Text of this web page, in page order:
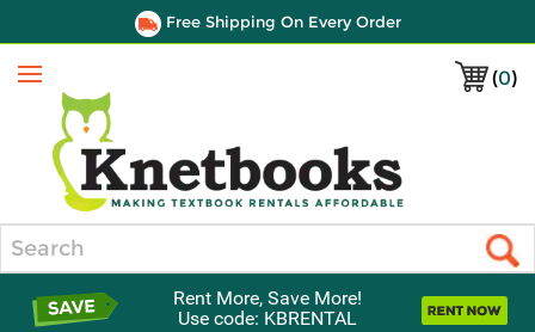
Free Shipping On Every Order
(0)
Menu
Rent More, Save More!
Use code: KBRENTAL